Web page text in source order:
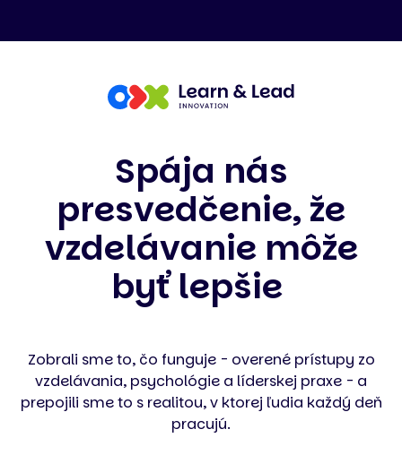
Spája nás
presvedčenie, že
vzdelávanie môže
byť lepšie
Zobrali sme to, čo funguje - overené prístupy zo
vzdelávania, psychológie a líderskej praxe - a
prepojili sme to s realitou, v ktorej ľudia každý deň
pracujú.